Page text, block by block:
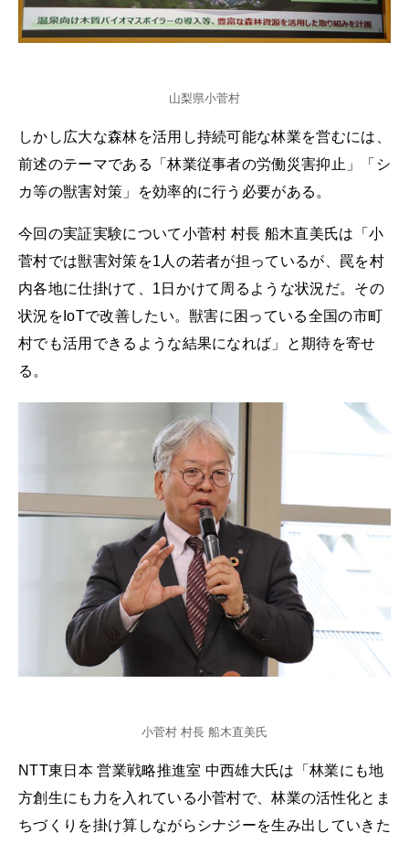
山梨県小菅村
しかし広大な森林を活用し持続可能な林業を営むには、
前述のテーマである「林業従事者の労働災害抑止」「シ
カ等の獣害対策」を効率的に行う必要がある。
今回の実証実験について小菅村 村長 船木直美氏は「小
菅村では獣害対策を1人の若者が担っているが、罠を村
内各地に仕掛けて、1日かけて周るような状況だ。その
状況をIoTで改善したい。獣害に困っている全国の市町
村でも活用できるような結果になれば」と期待を寄せ
る。
小菅村 村長 船木直美氏
NTT東日本 営業戦略推進室 中西雄大氏は「林業にも地
方創生にも力を入れている小菅村で、林業の活性化とま
ちづくりを掛け算しながらシナジーを生み出していきた